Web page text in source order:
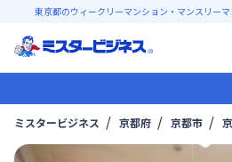
東京都のウィークリーマンション・マンスリー
ミスタービジネス 京都府 京都市